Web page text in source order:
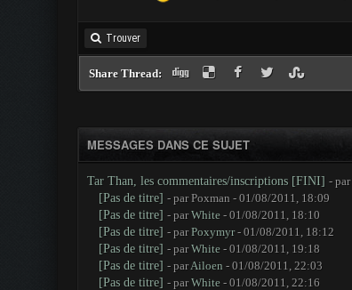
Trouver
Share Thread:
MESSAGES DANS CE SUJET
Tar Than, les commentaires/inscriptions [FINI] - par
[Pas de titre] - par Poxman - 01/08/2011, 18:09
[Pas de titre] - parWhite- 01/08/2011, 18:10
[Pas de titre] - parPoxymyr- 01/08/2011, 18:12
[Pas de titre] - parWhite- 01/08/2011, 19:18
[Pas de titre] - parAiloen - 01/08/2011, 22:03
[Pas de titre] - parWhite- 01/08/2011, 22:16